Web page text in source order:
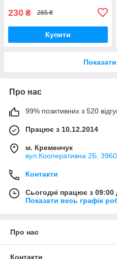
230 ₴ 265 ₴
Купити
Про нас
99% позитивних з 520
Працює з 10.12.2014
м. Кременчук
вул.Кооперативна 2Б,
Контакти
Сьогодні працює з 09:00
Показати весь графік
Про нас
Контакти